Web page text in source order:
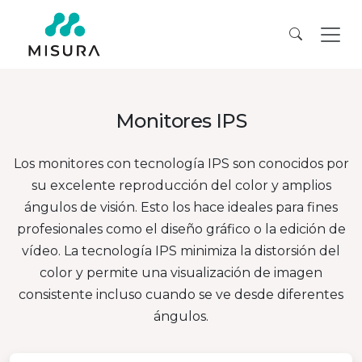
Monitores IPS
Los monitores con tecnología IPS son conocidos por
su excelente reproducción del color y amplios
ángulos de visión. Esto los hace ideales para fines
profesionales como el diseño gráfico o la edición de
vídeo. La tecnología IPS minimiza la distorsión del
color y permite una visualización de imagen
consistente incluso cuando se ve desde diferentes
ángulos.